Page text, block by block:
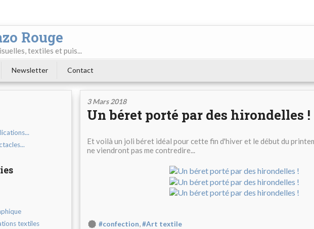
Rouge
textiles et puis...
Newsletter Contact
textiles
3 Mars 2018
Un béret porté par des hirondelles !
Et voilà un joli béret idéal pour cette fin d'hiver et le début du
ne viendront pas me contredire...
#confection,#Art textile